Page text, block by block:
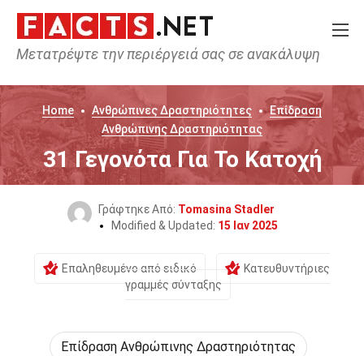
Μετατρέψτε την περιέργειά σας σε ανακάλυψη
Home Ανθρώπινες Δραστηριότητες
Επίδραση
Ανθρώπινης Δραστηριότητας
31 Γεγονότα Για Το Κατοχή
Γράφτηκε Από: Tomasina Stadler
Modified & Updated: 15 Ιαν 2025
Επαληθευμένο από ειδικό
Κατευθυντήριες
γραμμές σύνταξης
Επίδραση Ανθρώπινης Δραστηριότητας